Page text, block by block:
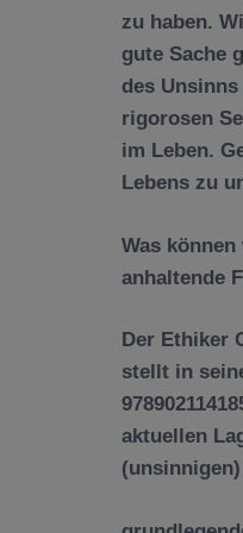
zu haben.
gute Sache
des
rigorosen
im Leben.
Lebens zu
Was kö
anhaltende
Der Ethiker
stellt in
aktuellen